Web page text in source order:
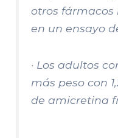
otros fármacos
en un ensayo
· Los adultos
más peso con
de amicretina